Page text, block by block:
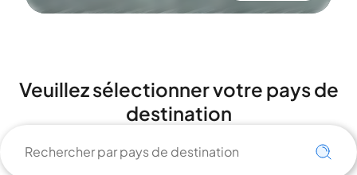
Veuillez sélectionner votre pays de
destination